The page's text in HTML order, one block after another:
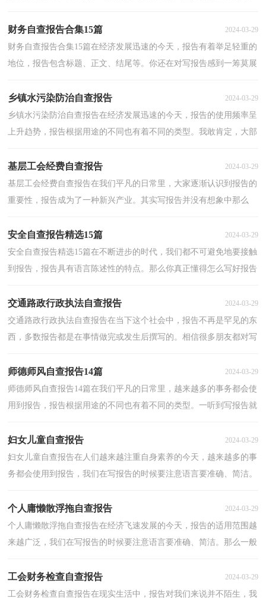
财务自查报告合集15篇 2024-03-29
财务自查报告合集15篇在经济发展迅速的今天，报告有着举足轻重的
地位，报告包含标题、正文、结尾等。你还在对写报告感到一筹莫展
乡镇水污染防治自查报告 2024-03-29
乡镇水污染防治自查报告在经济发展迅速的今天，报告的使用频率呈
上升趋势，报告根据用途的不同也有着不同的类型。我敢肯定，大部
基层工会经费自查报告 2024-03-29
基层工会经费自查报告在我们平凡的日常里，大家逐渐认识到报告的
重要性，报告成为了一种新兴产业。其实写报告并没有想象中那么
安全自查报告精选15篇 2024-03-29
安全自查报告精选15篇在不断进步的时代，我们都不可避免地要接触
到报告，报告具有语言陈述性的特点。那么你真正懂得怎么写好报告
交通路政行政执法自查报告 2024-03-29
交通路政行政执法自查报告在当下这个社会中，报告不再是罕见的东
西，多数报告都是在事情做完或发生后撰写的。相信很多朋友都对写
师德师风自查报告14篇 2024-03-29
师德师风自查报告14篇在我们平凡的日常里，越来越多的事务都会使
用到报告，报告根据用途的不同也有着不同的类型。一听到写报告就
妇女儿童自查报告 2024-03-29
妇女儿童自查报告在人们越来越注重自身素养的今天，越来越多的事
务都会使用到报告，我们在写报告的时候要注意语言要准确、简洁。
个人庸懒散浮拖自查报告 2024-03-29
个人庸懒散浮拖自查报告在经济飞速发展的今天，报告的适用范围越
来越广泛，我们在写报告的时候要注意语言要准确、简洁。那么一般
工会财务检查自查报告 2024-03-29
工会财务检查自查报告在现实生活中，报告对我们来说并不陌生，我